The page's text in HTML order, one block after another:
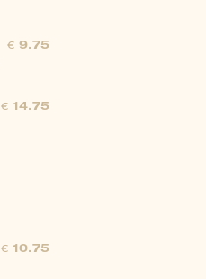
€ 9.75
€ 14.75
€ 10.75